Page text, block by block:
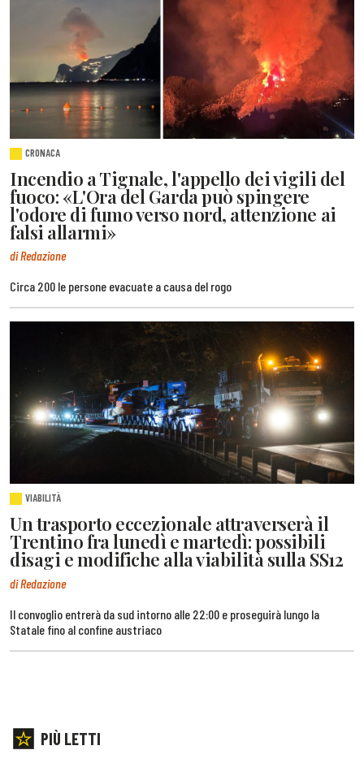
CRONACA
Incendio a Tignale, l'appello dei vigili del
fuoco: «L'Ora del Garda può spingere
l'odore di fumo verso nord, attenzione ai
falsi allarmi»
di Redazione
Circa 200 le persone evacuate a causa del rogo
VIABILITÀ
Un trasporto eccezionale attraverserà il
Trentino fra lunedì e martedì: possibili
disagi e modifiche alla viabilità sulla SS12
di Redazione
Il convoglio entrerà da sud intorno alle 22:00 e proseguirà lungo la
Statale fino al confine austriaco
PIÙ LETTI